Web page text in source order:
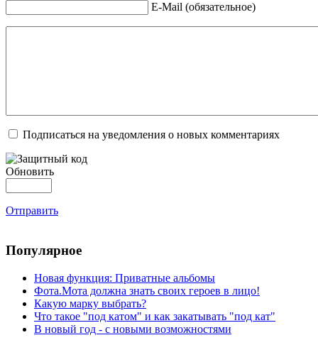
E-Mail (обязательное)
Подписаться на уведомления о новых комментариях
Обновить
Отправить
Популярное
Новая функция: Приватные альбомы
Фота.Мота должна знать своих героев в лицо!
Какую марку выбрать?
Что такое "под катом" и как закатывать "под кат"
В новый год - с новыми возможностями